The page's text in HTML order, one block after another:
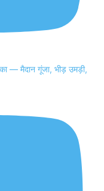
— मैदान गूंजा, भीड़ उमड़ी,